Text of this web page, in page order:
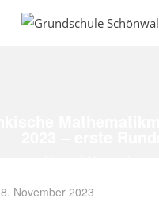
8. November 2023